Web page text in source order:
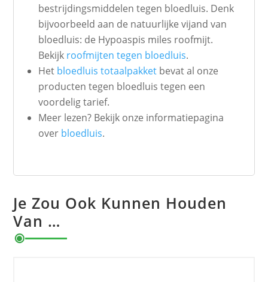
bestrijdingsmiddelen tegen bloedluis. Denk
bijvoorbeeld aan de natuurlijke vijand van
bloedluis: de Hypoaspis miles roofmijt.
Bekijk roofmijten tegen bloedluis.
Het bloedluis totaalpakket bevat al onze
producten tegen bloedluis tegen een
voordelig tarief.
Meer lezen? Bekijk onze informatiepagina
over bloedluis.
Je Zou Ook Kunnen Houden
Van …